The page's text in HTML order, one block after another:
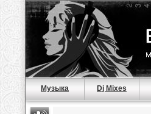
Музыка Dj Mixes